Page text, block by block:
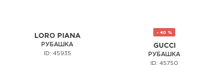
LORO PIANA
РУБАШКА
ID: 45935
- 40 %
GUCCI
РУБАШКА
ID: 45750